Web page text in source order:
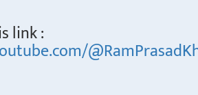
link :